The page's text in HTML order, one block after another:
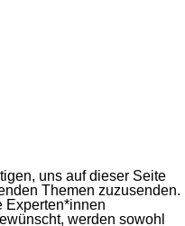
uns auf dieser Seite
Themen zuzusenden.
Experten*innen
werden sowohl